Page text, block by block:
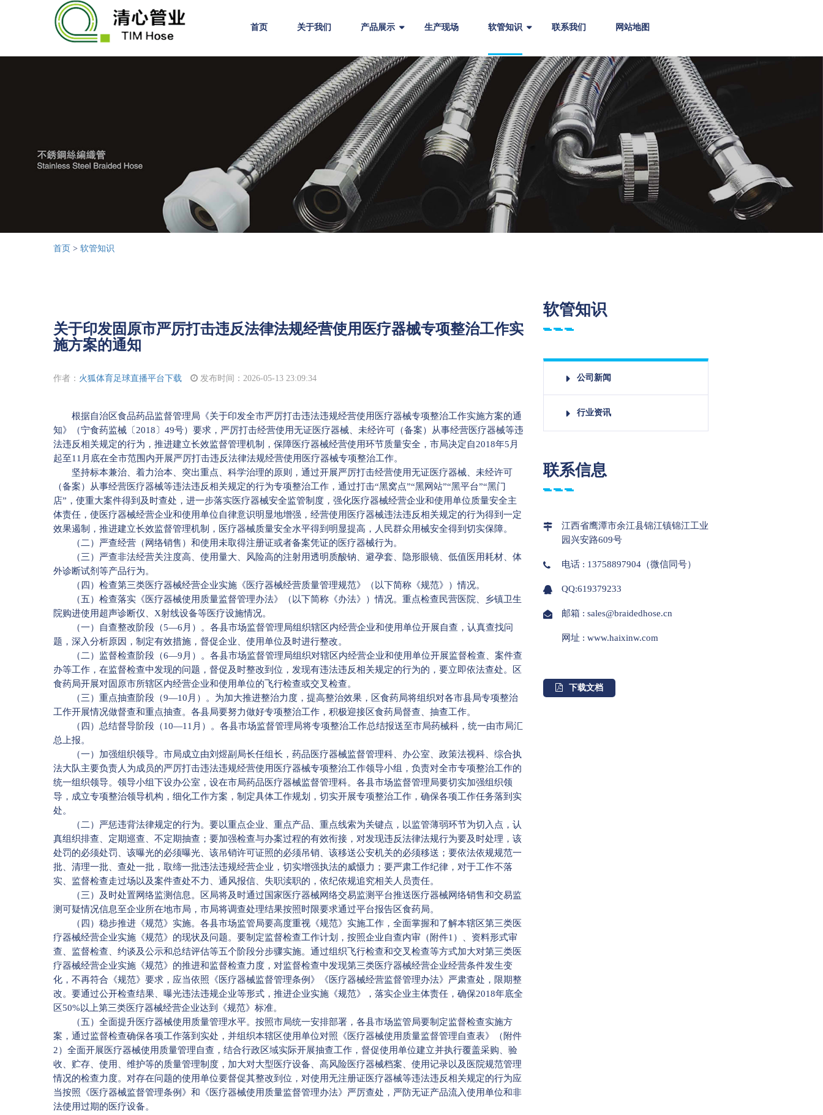
首页 关于我们 产品展示 生产现场 软管知识 联系我们 网站地图
首页 > 软管知识
关于印发固原市严厉打击违反法律法规经营使用医疗器械专项整治工作实
施方案的通知
作者： 火狐体育足球直播平台下载 发布时间：2026-05-13 23:09:34
根据自治区食品药品监督管理局《关于印发全市严厉打击违法违规经营使用医疗器械专项整治工作实施方案的通
知》（宁食药监械〔2018〕49号）要求，严厉打击经营使用无证医疗器械、未经许可（备案）从事经营医疗器械等违
法违反相关规定的行为，推进建立长效监督管理机制，保障医疗器械经营使用环节质量安全，市局决定自2018年5月
起至11月底在全市范围内开展严厉打击违反法律法规经营使用医疗器械专项整治工作。
坚持标本兼治、着力治本、突出重点、科学治理的原则，通过开展严厉打击经营使用无证医疗器械、未经许可
（备案）从事经营医疗器械等违法违反相关规定的行为专项整治工作，通过打击“黑窝点”“黑网站”“黑平台”“黑门
店”，使重大案件得到及时查处，进一步落实医疗器械安全监管制度，强化医疗器械经营企业和使用单位质量安全主
体责任，使医疗器械经营企业和使用单位自律意识明显地增强，经营使用医疗器械违法违反相关规定的行为得到一定
效果遏制，推进建立长效监督管理机制，医疗器械质量安全水平得到明显提高，人民群众用械安全得到切实保障。
（二）严查经营（网络销售）和使用未取得注册证或者备案凭证的医疗器械行为。
（三）严查非法经营关注度高、使用量大、风险高的注射用透明质酸钠、避孕套、隐形眼镜、低值医用耗材、体
外诊断试剂等产品行为。
（四）检查第三类医疗器械经营企业实施《医疗器械经营质量管理规范》（以下简称《规范》）情况。
（五）检查落实《医疗器械使用质量监督管理办法》（以下简称《办法》）情况。重点检查民营医院、乡镇卫生
院购进使用超声诊断仪、X射线设备等医疗设施情况。
（一）自查整改阶段（5—6月）。各县市场监督管理局组织辖区内经营企业和使用单位开展自查，认真查找问
题，深入分析原因，制定有效措施，督促企业、使用单位及时进行整改。
（二）监督检查阶段（6—9月）。各县市场监督管理局组织对辖区内经营企业和使用单位开展监督检查、案件查
办等工作，在监督检查中发现的问题，督促及时整改到位，发现有违法违反相关规定的行为的，要立即依法查处。区
食药局开展对固原市所辖区内经营企业和使用单位的飞行检查或交叉检查。
（三）重点抽查阶段（9—10月）。为加大推进整治力度，提高整治效果，区食药局将组织对各市县局专项整治
工作开展情况做督查和重点抽查。各县局要努力做好专项整治工作，积极迎接区食药局督查、抽查工作。
（四）总结督导阶段（10—11月）。各县市场监督管理局将专项整治工作总结报送至市局药械科，统一由市局汇
总上报。
（一）加强组织领导。市局成立由刘煜副局长任组长，药品医疗器械监督管理科、办公室、政策法视科、综合执
法大队主要负责人为成员的严厉打击违法违规经营使用医疗器械专项整治工作领导小组，负责对全市专项整治工作的
统一组织领导。领导小组下设办公室，设在市局药品医疗器械监督管理科。各县市场监督管理局要切实加强组织领
导，成立专项整治领导机构，细化工作方案，制定具体工作规划，切实开展专项整治工作，确保各项工作任务落到实
处。
（二）严惩违背法律规定的行为。要以重点企业、重点产品、重点线索为关键点，以监管薄弱环节为切入点，认
真组织排查、定期巡查、不定期抽查；要加强检查与办案过程的有效衔接，对发现违反法律法规行为要及时处理，该
处罚的必须处罚、该曝光的必须曝光、该吊销许可证照的必须吊销、该移送公安机关的必须移送；要依法依规规范一
批、清理一批、查处一批，取缔一批违法违规经营企业，切实增强执法的威慑力；要严肃工作纪律，对于工作不落
实、监督检查走过场以及案件查处不力、通风报信、失职渎职的，依纪依规追究相关人员责任。
（三）及时处置网络监测信息。区局将及时通过国家医疗器械网络交易监测平台推送医疗器械网络销售和交易监
测可疑情况信息至企业所在地市局，市局将调查处理结果按照时限要求通过平台报告区食药局。
（四）稳步推进《规范》实施。各县市场监管局要高度重视《规范》实施工作，全面掌握和了解本辖区第三类医
疗器械经营企业实施《规范》的现状及问题。要制定监督检查工作计划，按照企业自查内审（附件1）、资料形式审
查、监督检查、约谈及公示和总结评估等五个阶段分步骤实施。通过组织飞行检查和交叉检查等方式加大对第三类医
疗器械经营企业实施《规范》的推进和监督检查力度，对监督检查中发现第三类医疗器械经营企业经营条件发生变
化，不再符合《规范》要求，应当依照《医疗器械监督管理条例》《医疗器械经营监督管理办法》严肃查处，限期整
改。要通过公开检查结果、曝光违法违规企业等形式，推进企业实施《规范》，落实企业主体责任，确保2018年底全
区50%以上第三类医疗器械经营企业达到《规范》标准。
（五）全面提升医疗器械使用质量管理水平。按照市局统一安排部署，各县市场监管局要制定监督检查实施方
案，通过监督检查确保各项工作落到实处，并组织本辖区使用单位对照《医疗器械使用质量监督管理自查表》（附件
2）全面开展医疗器械使用质量管理自查，结合行政区域实际开展抽查工作，督促使用单位建立并执行覆盖采购、验
收、贮存、使用、维护等的质量管理制度，加大对大型医疗设备、高风险医疗器械档案、使用记录以及医院规范管理
情况的检查力度。对存在问题的使用单位要督促其整改到位，对使用无注册证医疗器械等违法违反相关规定的行为应
当按照《医疗器械监督管理条例》和《医疗器械使用质量监督管理办法》严厉查处，严防无证产品流入使用单位和非
法使用过期的医疗设备。
软管知识
公司新闻
行业资讯
联系信息
江西省鹰潭市余江县锦江镇锦江工业
园兴安路609号
电话 : 13758897904（微信同号）
QQ:619379233
邮箱 : sales@braidedhose.cn
网址 : www.haixinw.com
下载文档